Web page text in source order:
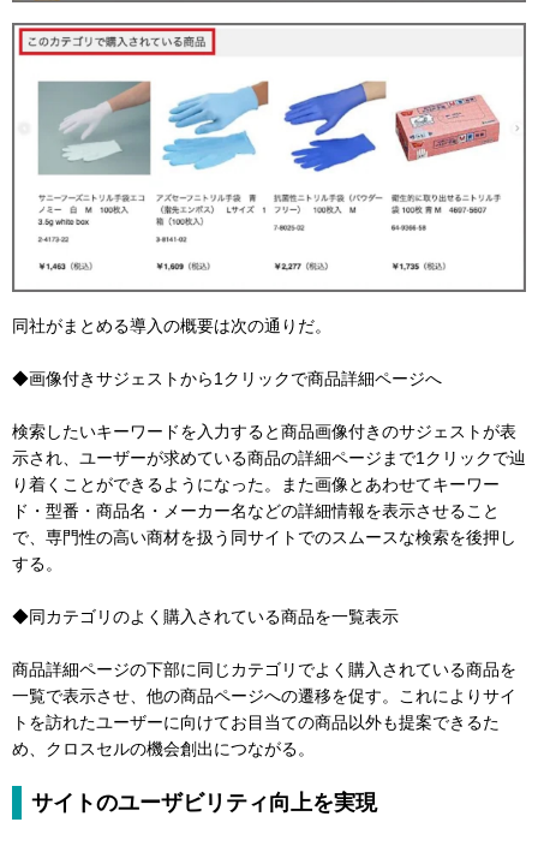
同社がまとめる導入の概要は次の通りだ。
◆画像付きサジェストから1クリックで商品詳細ページへ
検索したいキーワードを入力すると商品画像付きのサジェストが表
示され、ユーザーが求めている商品の詳細ページまで1クリックで辿
り着くことができるようになった。また画像とあわせてキーワー
ド・型番・商品名・メーカー名などの詳細情報を表示させること
で、専門性の高い商材を扱う同サイトでのスムースな検索を後押し
する。
◆同カテゴリのよく購入されている商品を一覧表示
商品詳細ページの下部に同じカテゴリでよく購入されている商品を
一覧で表示させ、他の商品ページへの遷移を促す。これによりサイ
トを訪れたユーザーに向けてお目当ての商品以外も提案できるた
め、クロスセルの機会創出につながる。
サイトのユーザビリティ向上を実現